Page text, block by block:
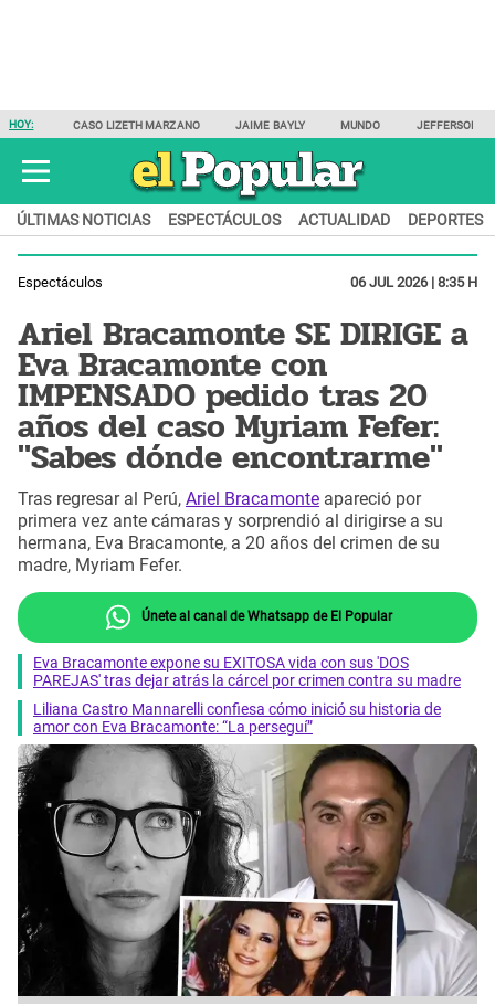
HOY: CASO LIZETH MARZANO JAIME BAYLY MUNDO JEFFERSON
ÚLTIMAS NOTICIAS ESPECTÁCULOS ACTUALIDAD DEPORTES
Espectáculos 06 JUL 2026 | 8:35 H
Ariel Bracamonte SE DIRIGE a
Eva Bracamonte con
IMPENSADO pedido tras 20
años del caso Myriam Fefer:
"Sabes dónde encontrarme"
Tras regresar al Perú, Ariel Bracamonte apareció por
primera vez ante cámaras y sorprendió al dirigirse a su
hermana, Eva Bracamonte, a 20 años del crimen de su
madre, Myriam Fefer.
Únete al canal de Whatsapp de El Popular
Eva Bracamonte expone su EXITOSA vida con sus 'DOS
PAREJAS' tras dejar atrás la cárcel por crimen contra su madre
Liliana Castro Mannarelli confiesa cómo inició su historia de
amor con Eva Bracamonte: “La perseguí”